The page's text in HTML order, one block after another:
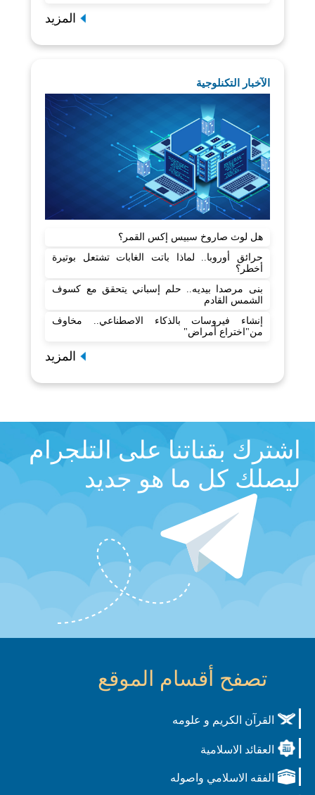
المزيد
الآخبار التكنلوجية
هل لوث صاروخ سبيس إكس القمر؟
حرائق أوروبا.. لماذا باتت الغابات تشتعل بوتيرة
أخطر؟
بنى مرصدا بيديه.. حلم إسباني يتحقق مع كسوف
الشمس القادم
إنشاء فيروسات بالذكاء الاصطناعي.. مخاوف
من"اختراع أمراض"
المزيد
اشترك بقناتنا على التلجرام
ليصلك كل ما هو جديد
تصفح أقسام الموقع
القرآن الكريم و علومه
العقائد الاسلامية
الفقه الاسلامي واصوله